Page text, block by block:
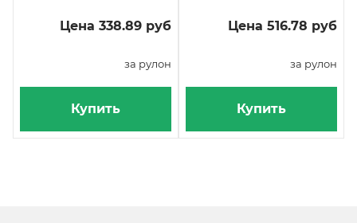
Цена 338.89 руб
за рулон
Купить
Цена 516.78 руб
за рулон
Купить